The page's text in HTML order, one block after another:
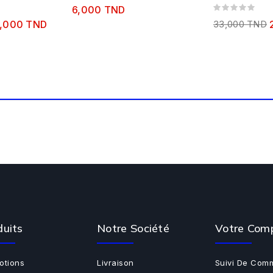
TND
6,000 TND
33,000 TND
Notre Société
Livraison
Votre
Suivi De